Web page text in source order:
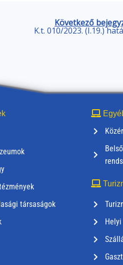
Következő
K.t. 010/2023. (I.19.)
társaságok